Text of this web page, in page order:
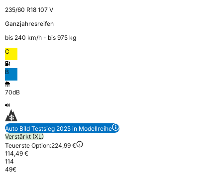
235/60 R18 107 V
Ganzjahresreifen
bis 240 km⁠/⁠h - bis 975 kg
C
B
70dB
Auto Bild Testsieg 2025 in Modellreihe
Verstärkt (XL)
Teuerste Option:224,99 €
114,49 €
114
49€